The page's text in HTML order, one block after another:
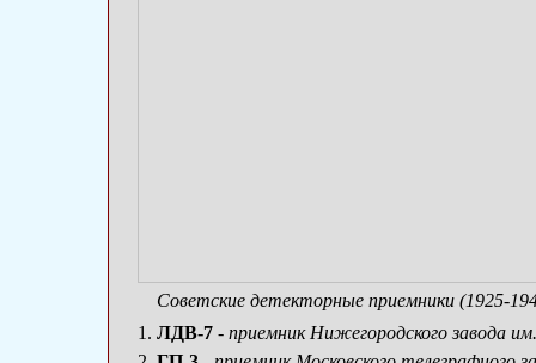
Советские детекторные приемники (1925-
ЛДВ-7 - приемник Нижегородского завода